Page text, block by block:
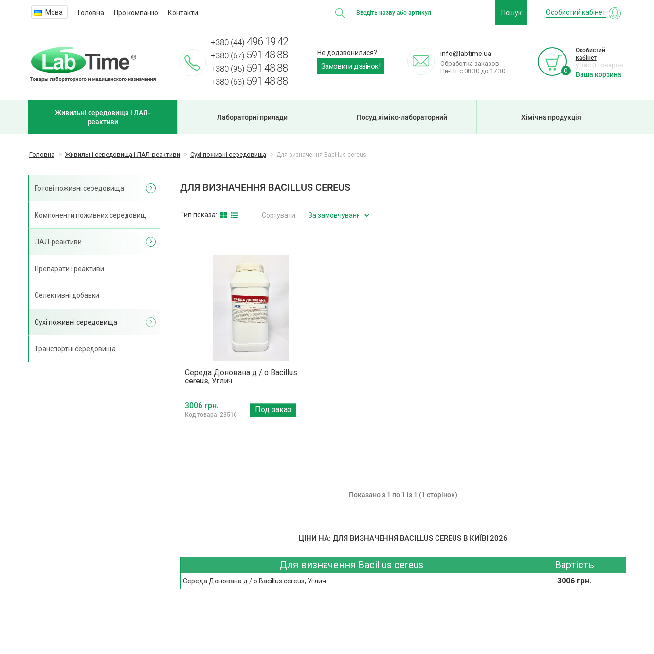
Мова Головна Про компанію Контакти Пошук Особистий кабінет
+380 (44) 496 19 42
+380 (67) 591 48 88
+380 (95) 591 48 88
+380 (63) 591 48 88
Не додзвонилися?
Замовити дзвінок!
info@labtime.ua
Обработка заказов:
Пн-Пт с 08:30 до 17:30
0
Особистий
кабінет
у Вас 0 товаров
Ваша корзина
Живильні середовища і ЛАЛ-
реактиви
Лабораторні прилади Посуд хіміко-лабораторний Хімічна продукція
Головна Живильні середовища і ЛАЛ-реактиви Сухі поживні середовища Для визначення Bacillus cereus
Готові поживні середовища
Компоненти поживних середовищ
ЛАЛ-реактиви
Препарати і реактиви
Селективні добавки
Сухі поживні середовища
Транспортні середовища
ДЛЯ ВИЗНАЧЕННЯ BACILLUS CEREUS
Тип показа: Сортувати:
Середа Донована д / о Bacillus
cereus, Углич
3006 грн.
Код товара: 23516
Под заказ
Показано з 1 по 1 із 1 (1 сторінок)
ЦІНИ НА: ДЛЯ ВИЗНАЧЕННЯ BACILLUS CEREUS В КИЇВІ 2026
Для визначення Bacillus cereus Вартість
Середа Донована д / о Bacillus cereus, Углич 3006 грн.